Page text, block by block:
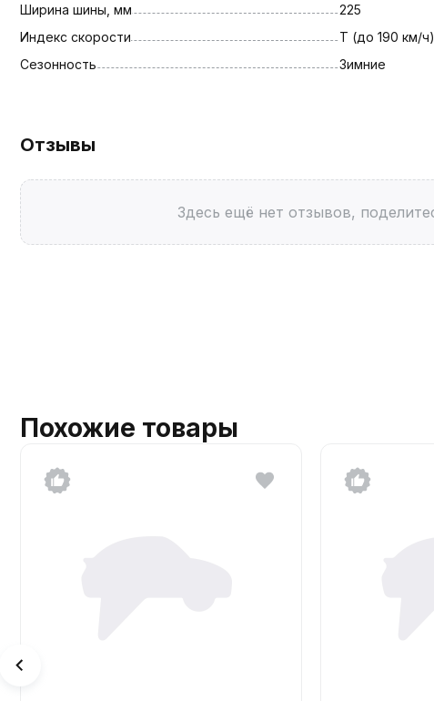
Ширина шины, мм
225
Индекс скорости
T (до 190 км/ч)
Сезонность
Зимние
Отзывы
Здесь ещё нет отзывов,
Похожие товары